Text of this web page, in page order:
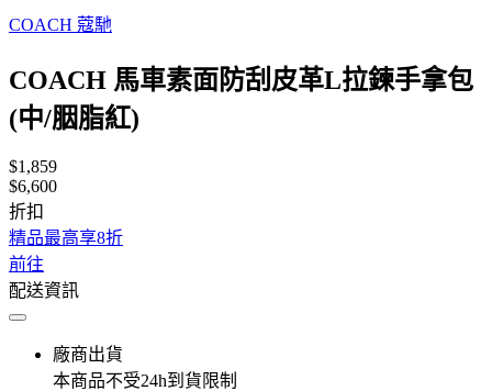
COACH 蔻馳
COACH 馬車素面防刮皮革L拉鍊手拿包
(中/胭脂紅)
$1,859
$6,600
折扣
精品最高享8折
前往
配送資訊
廠商出貨
本商品不受24h到貨限制